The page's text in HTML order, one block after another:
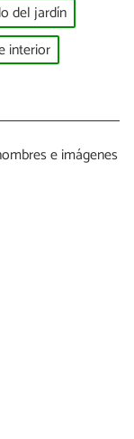
del jardín
interior
e imágenes